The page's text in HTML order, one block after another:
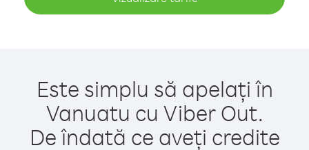
Este simplu să apelați în
Vanuatu cu Viber Out.
De îndată ce aveți credite